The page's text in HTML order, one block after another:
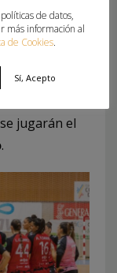
la máxima
El
que el
jugarán el
.
de datos,
más información al
de Cookies.
Sí, Acepto